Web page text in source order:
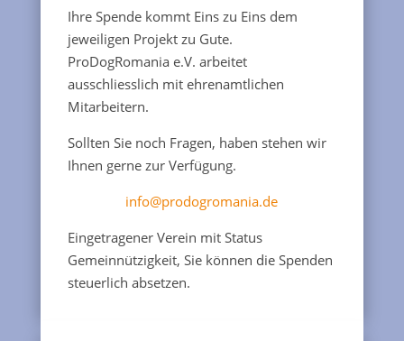
Ihre Spende kommt Eins zu Eins dem
jeweiligen Projekt zu Gute.
ProDogRomania e.V. arbeitet
ausschliesslich mit ehrenamtlichen
Mitarbeitern.
Sollten Sie noch Fragen, haben stehen wir
Ihnen gerne zur Verfügung.
info@prodogromania.de
Eingetragener Verein mit Status
Gemeinnützigkeit, Sie können die Spenden
steuerlich absetzen.